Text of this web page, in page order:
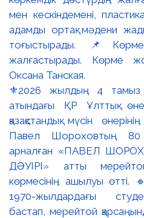
⚜️2026 жылдың 4 тамыз
атындағы ҚР Ұлттық
қазақстандық мүсін
Павел Шороховтың 80
арналған «ПАВЕЛ
ДӘУІРІ» атты
көрмесінің ашылуы өтті.
1970-жылдардағы
бастап, мерейтой